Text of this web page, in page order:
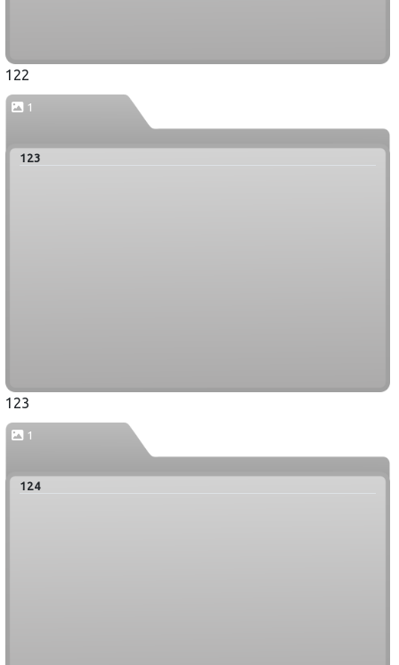
122
1
123
123
1
124